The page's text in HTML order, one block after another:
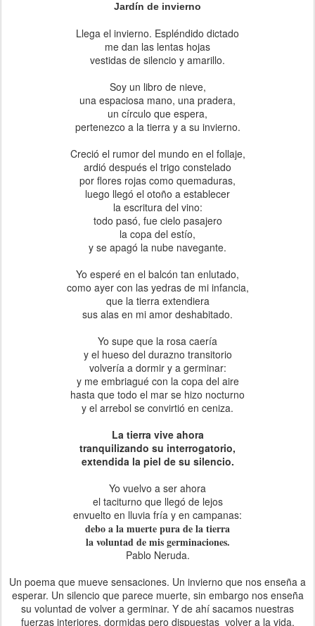
Jardín de invierno
Llega el invierno. Espléndido dictado
me dan las lentas hojas
vestidas de silencio y amarillo.
Soy un libro de nieve,
una espaciosa mano, una pradera,
un círculo que espera,
pertenezco a la tierra y a su invierno.
Creció el rumor del mundo en el follaje,
ardió después el trigo constelado
por flores rojas como quemaduras,
luego llegó el otoño a establecer
la escritura del vino:
todo pasó, fue cielo pasajero
la copa del estío,
y se apagó la nube navegante.
Yo esperé en el balcón tan enlutado,
como ayer con las yedras de mi infancia,
que la tierra extendiera
sus alas en mi amor deshabitado.
Yo supe que la rosa caería
y el hueso del durazno transitorio
volvería a dormir y a germinar:
y me embriagué con la copa del aire
hasta que todo el mar se hizo nocturno
y el arrebol se convirtió en ceniza.
La tierra vive ahora
tranquilizando su interrogatorio,
extendida la piel de su silencio.
Yo vuelvo a ser ahora
el taciturno que llegó de lejos
envuelto en lluvia fría y en campanas:
debo a la muerte pura de la tierra
la voluntad de mis germinaciones.
Pablo Neruda.
Un poema que mueve sensaciones. Un invierno que nos enseña a
esperar. Un silencio que parece muerte, sin embargo nos enseña
su voluntad de volver a germinar. Y de ahí sacamos nuestras
fuerzas interiores, dormidas pero dispuestas volver a la vida.